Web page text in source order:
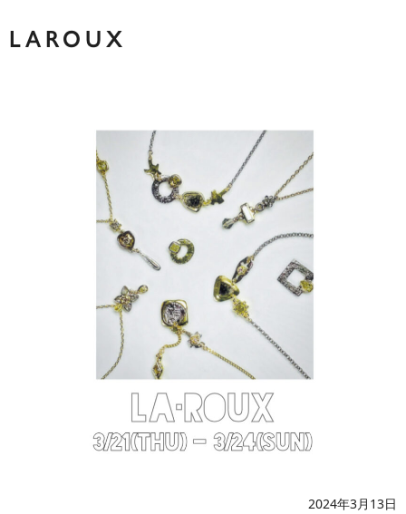
LAROUX
2024年3月13日